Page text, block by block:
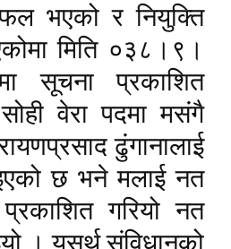
भएको र नियुक्ति
मिति ०३८।९।
सूचना प्रकाशित
वेरा पदमा मसंगै
ढुंगानालाई
छ भने मलाई नत
गरियो नत
। यसर्थ संविधानको